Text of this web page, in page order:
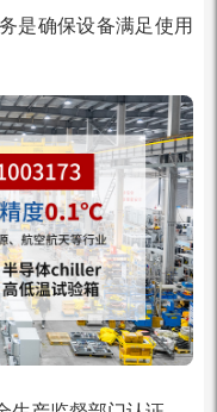
是确保设备满足使用